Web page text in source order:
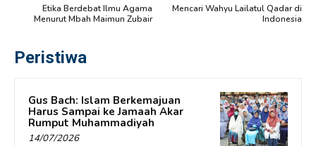
Etika Berdebat Ilmu Agama
Menurut Mbah Maimun Zubair
Mencari Wahyu Lailatul Qadar di
Indonesia
Peristiwa
Gus Bach: Islam Berkemajuan
Harus Sampai ke Jamaah Akar
Rumput Muhammadiyah
14/07/2026